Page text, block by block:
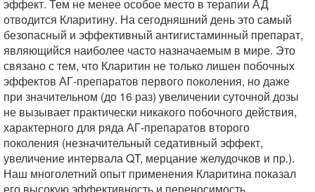
эффект. Тем не менее особое место в терапии АД
отводится Кларитину. На сегодняшний день это самый
безопасный и эффективный антигистаминный препарат,
являющийся наиболее часто назначаемым в мире. Это
связано с тем, что Кларитин не только лишен побочных
эффектов АГ-препаратов первого поколения, но даже
при значительном (до 16 раз) увеличении суточной дозы
не вызывает практически никакого побочного действия,
характерного для ряда АГ-препаратов второго
поколения (незначительный седативный эффект,
увеличение интервала QT, мерцание желудочков и пр.).
Наш многолетний опыт применения Кларитина показал